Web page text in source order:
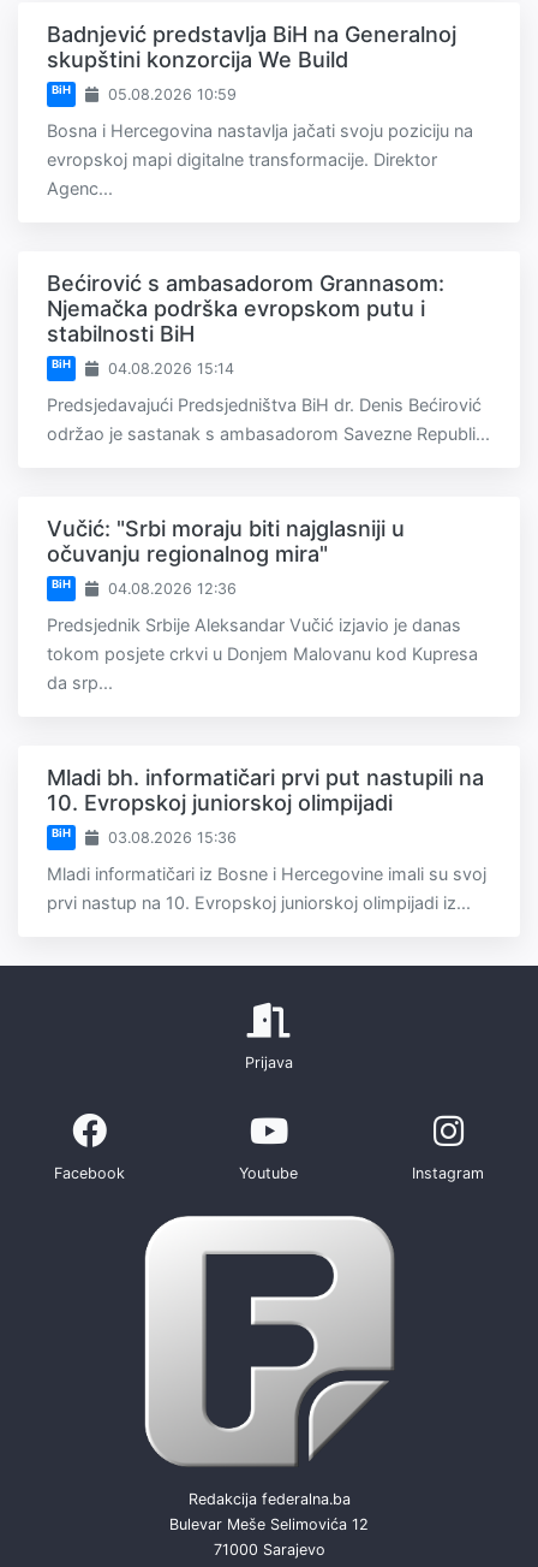
Badnjević predstavlja BiH na Generalnoj
skupštini konzorcija We Build
BiH 05.08.2026 10:59
Bosna i Hercegovina nastavlja jačati svoju poziciju na
evropskoj mapi digitalne transformacije. Direktor
Agenc...
Bećirović s ambasadorom Grannasom:
Njemačka podrška evropskom putu i
stabilnosti BiH
BiH 04.08.2026 15:14
Predsjedavajući Predsjedništva BiH dr. Denis Bećirović
održao je sastanak s ambasadorom Savezne Republi...
Vučić: "Srbi moraju biti najglasniji u
očuvanju regionalnog mira"
BiH 04.08.2026 12:36
Predsjednik Srbije Aleksandar Vučić izjavio je danas
tokom posjete crkvi u Donjem Malovanu kod Kupresa
da srp...
Mladi bh. informatičari prvi put nastupili na
10. Evropskoj juniorskoj olimpijadi
BiH 03.08.2026 15:36
Mladi informatičari iz Bosne i Hercegovine imali su svoj
prvi nastup na 10. Evropskoj juniorskoj olimpijadi iz...
Prijava
Facebook Youtube Instagram
Redakcija federalna.ba
Bulevar Meše Selimovića 12
71000 Sarajevo